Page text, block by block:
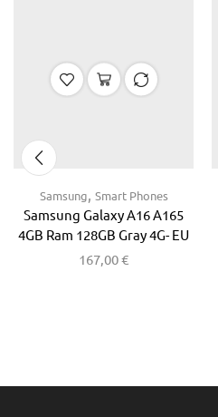
Samsung, Smart Phones
Samsung Galaxy A16 A165
4GB Ram 128GB Gray 4G- EU
167,00€